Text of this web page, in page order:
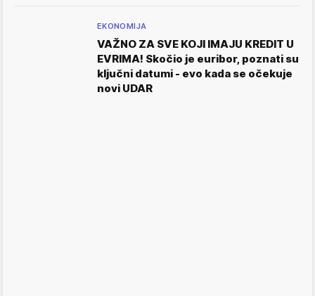
EKONOMIJA
VAŽNO ZA SVE KOJI IMAJU KREDIT U
EVRIMA! Skočio je euribor, poznati su
ključni datumi - evo kada se očekuje
novi UDAR